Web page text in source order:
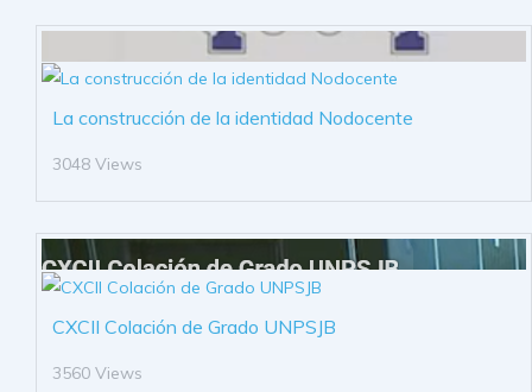
La construcción de la identidad Nodocente
3048 Views
CXCII Colación de Grado UNPSJB
3560 Views